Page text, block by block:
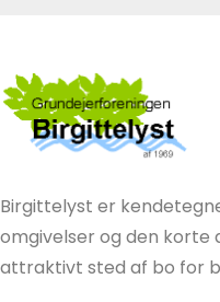
Birgittelyst er
omgivelser og den korte
attraktivt sted af bo for